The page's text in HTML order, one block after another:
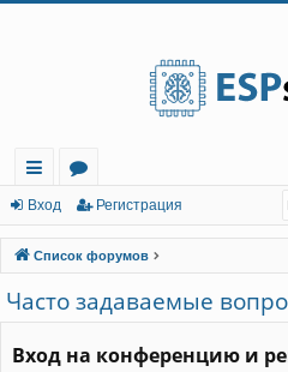
с
ы
лк
и
о
ру
м
ы
Вход Регистрация
Список форумов
Часто задаваемые
Вход на конференцию и